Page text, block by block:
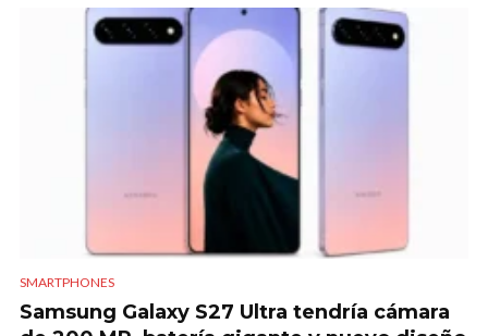
SMARTPHONES
Samsung Galaxy S27 Ultra tendría cámara